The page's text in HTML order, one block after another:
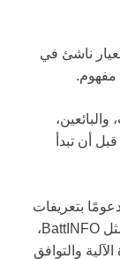
ناشئ في
مفهوم.
أن تبدأ
بتعريفات
تستند إلى الأنطولوجيا مستمدة من مبادرات مثل BattINFO،
والتوافق